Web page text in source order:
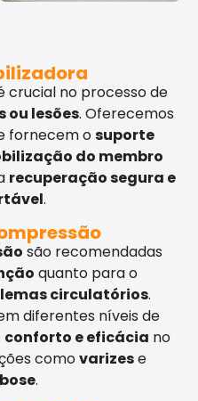
crucial no processo de
ou lesões. Oferecemos
fornecem osuporte
do membro
recuperação segura e
.
são recomendadas
quanto para o
circulatórios.
diferentes níveis de
conforto e eficácia no
comovarizese
.